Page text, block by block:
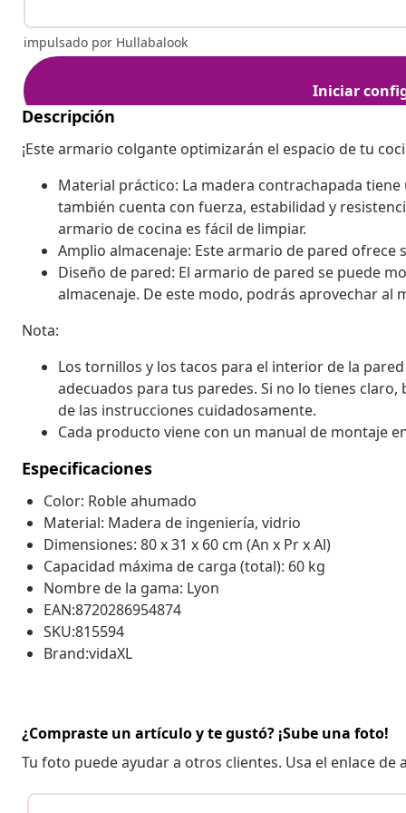
Descripción
¡Este armario colgante optimizarán el espacio de tu
Material práctico: La madera contrachapada
también cuenta con fuerza, estabilidad y
armario de cocina es fácil de limpiar.
Amplio almacenaje: Este armario de pared
Diseño de pared: El armario de pared se puede
almacenaje. De este modo, podrás aprovechar al
Nota:
Los tornillos y los tacos para el interior de la
adecuados para tus paredes. Si no lo tienes
de las instrucciones cuidadosamente.
Cada producto viene con un manual de montaje
Especificaciones
Color: Roble ahumado
Material: Madera de ingeniería, vidrio
Dimensiones: 80 x 31 x 60 cm (An x Pr x Al)
Capacidad máxima de carga (total): 60 kg
Nombre de la gama: Lyon
EAN:8720286954874
SKU:815594
Brand:vidaXL
¿Compraste un artículo y te gustó? ¡Sube una foto!
Tu foto puede ayudar a otros clientes. Usa el enlace de